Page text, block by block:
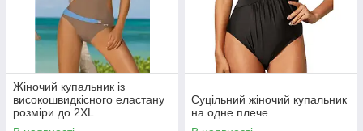
Жіночий купальник із
високошвидкісного еластану
розміри до 2XL
Суцільний жіночий купальник
на одне плече